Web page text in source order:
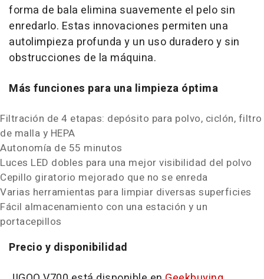
forma de bala elimina suavemente el pelo sin
enredarlo. Estas innovaciones permiten una
autolimpieza profunda y un uso duradero y sin
obstrucciones de la máquina.
Más funciones para una limpieza óptima
Filtración de 4 etapas: depósito para polvo, ciclón, filtro
de malla y HEPA
Autonomía de 55 minutos
Luces LED dobles para una mejor visibilidad del polvo
Cepillo giratorio mejorado que no se enreda
Varias herramientas para limpiar diversas superficies
Fácil almacenamiento con una estación y un
portacepillos
Precio y disponibilidad